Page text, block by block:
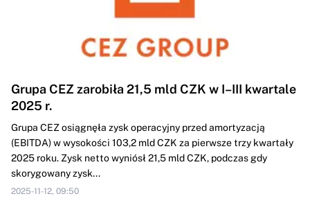
Grupa CEZ zarobiła 21,5 mld CZK w I–III kwartale
2025 r.
Grupa CEZ osiągnęła zysk operacyjny przed amortyzacją
(EBITDA) w wysokości 103,2 mld CZK za pierwsze trzy kwartały
2025 roku. Zysk netto wyniósł 21,5 mld CZK, podczas gdy
skorygowany zysk...
2025-11-12, 09:50